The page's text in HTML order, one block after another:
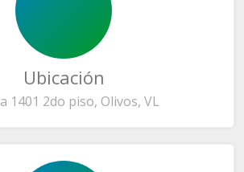
Ubicación
1401 2do piso, Olivos, VL